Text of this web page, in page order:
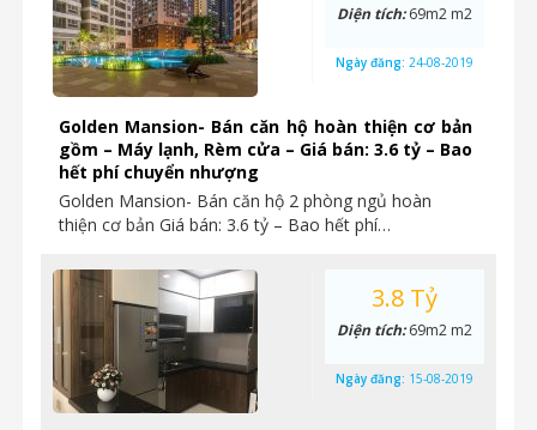
Golden Mansion- Bán căn hộ hoàn thiện cơ bản
gồm – Máy lạnh, Rèm cửa – Giá bán: 3.6 tỷ – Bao
hết phí chuyển nhượng
Golden Mansion- Bán căn hộ 2 phòng ngủ hoàn
thiện cơ bản Giá bán: 3.6 tỷ – Bao hết phí…
Diện tích:69m2 m2
Ngày đăng: 24-08-2019
3.8 Tỷ
Diện tích:69m2 m2
Ngày đăng: 15-08-2019